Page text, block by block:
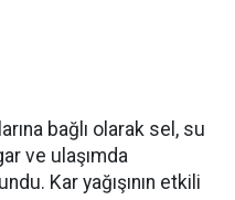
bağlı olarak sel, su
ve ulaşımda
Kar yağışının etkili